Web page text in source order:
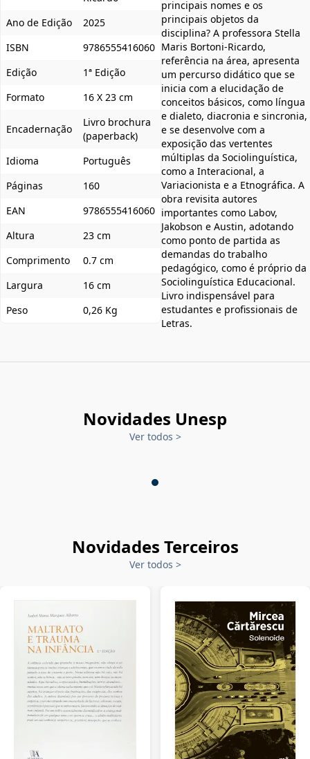
Ano de Edição
2025
ISBN
9786555416060
Edição
1ª Edição
Formato
16 X 23 cm
Encadernação
Livro brochura
(paperback)
Idioma
Português
Páginas
160
EAN
9786555416060
Altura
23 cm
Comprimento
0.7 cm
Largura
16 cm
Peso
0,26 Kg
principais nomes e os
principais objetos da
disciplina? A professora Stella
Maris Bortoni-Ricardo,
referência na área, apresenta
um percurso didático que se
inicia com a elucidação de
conceitos básicos, como língua
e dialeto, diacronia e sincronia,
e se desenvolve com a
exposição das vertentes
múltiplas da Sociolinguística,
como a Interacional, a
Variacionista e a Etnográfica. A
obra revisita autores
importantes como Labov,
Jakobson e Austin, adotando
como ponto de partida as
demandas do trabalho
pedagógico, como é próprio da
Sociolinguística Educacional.
Livro indispensável para
estudantes e profissionais de
Letras.
Novidades Unesp
Ver todos >
Novidades Terceiros
Ver todos >